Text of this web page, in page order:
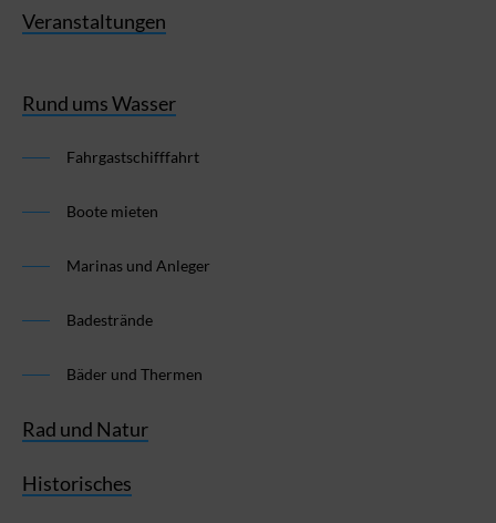
Veranstaltungen
Rund ums Wasser
Fahrgastschifffahrt
Boote mieten
Marinas und Anleger
Badestrände
Bäder und Thermen
Rad und Natur
Historisches